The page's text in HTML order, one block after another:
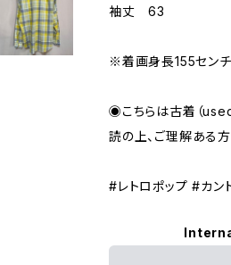
袖丈 63
※着画身長155センチ
◉こちらは古着（used
読の上、ご理解ある
#レトロポップ #カン